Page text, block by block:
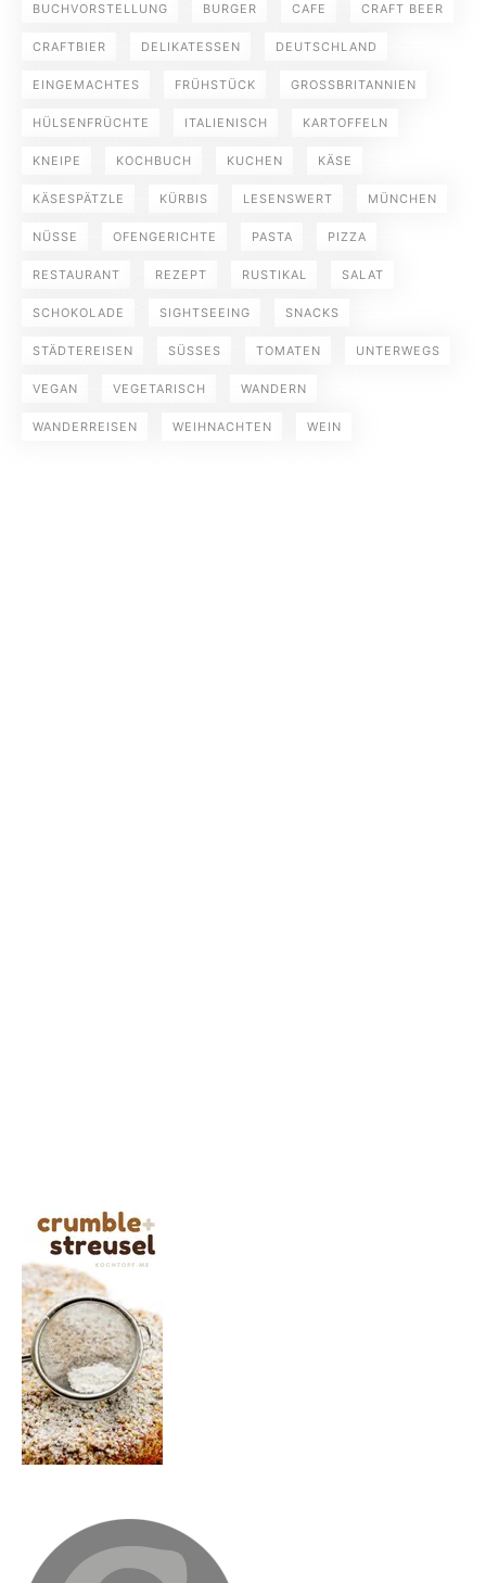
BUCHVORSTELLUNG BURGER CAFE CRAFT BEER
CRAFTBIER DELIKATESSEN DEUTSCHLAND
EINGEMACHTES FRÜHSTÜCK GROSSBRITANNIEN
HÜLSENFRÜCHTE ITALIENISCH KARTOFFELN
KNEIPE KOCHBUCH KUCHEN KÄSE
KÄSESPÄTZLE KÜRBIS LESENSWERT MÜNCHEN
NÜSSE OFENGERICHTE PASTA PIZZA
RESTAURANT REZEPT RUSTIKAL SALAT
SCHOKOLADE SIGHTSEEING SNACKS
STÄDTEREISEN SÜSSES TOMATEN UNTERWEGS
VEGAN VEGETARISCH WANDERN
WANDERREISEN WEIHNACHTEN WEIN